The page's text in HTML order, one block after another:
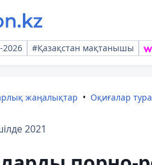
#Қазақстан мақтанышы
жаңалықтар Оқиғалар
2021